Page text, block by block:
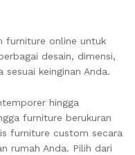
furniture online untuk
desain, dimensi,
keinginan Anda.
hingga
furniture berukuran
furniture custom secara
rumah Anda. Pilih dari